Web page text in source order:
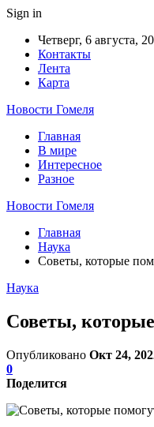
Sign in
Четверг, 6 августа,
Контакты
Лента
Карта
Новости Гомеля
Главная
В мире
Интересное
Разное
Новости Гомеля
Главная
Наука
Советы, которые
Наука
Советы,
Опубликовано Окт 24,
0
Поделится